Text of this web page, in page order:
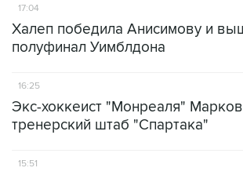
17:04
Халеп победила Анисимову и
полуфинал Уимблдона
16:25
Экс-хоккеист "Монреаля"
тренерский штаб "Спартака"
15:51